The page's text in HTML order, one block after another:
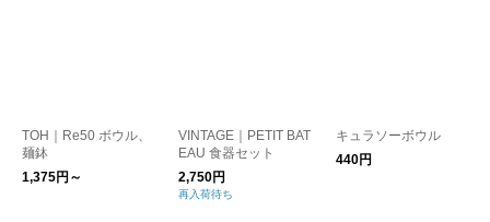
TOH｜Re50 ボウル、
麺鉢
1,375円～
VINTAGE｜PETIT BAT
EAU 食器セット
2,750円
再入荷待ち
キュラソーボウル
440円